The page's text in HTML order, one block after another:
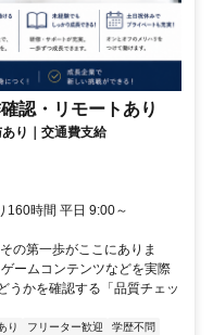
認・リモートあり
り｜交通費支給
160時間 平日 9:00～
の第一歩がここにありま
ームコンテンツなどを実際
うかを確認する「品質チェッ
り フリーター歓迎
学歴不問